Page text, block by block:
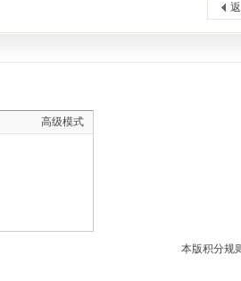
高级模式
本版积分规